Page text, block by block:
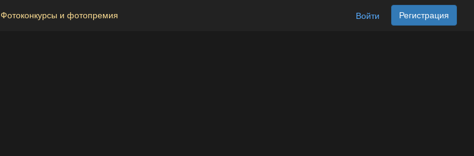
Фотоконкурсы и фотопремия Войти Регистрация